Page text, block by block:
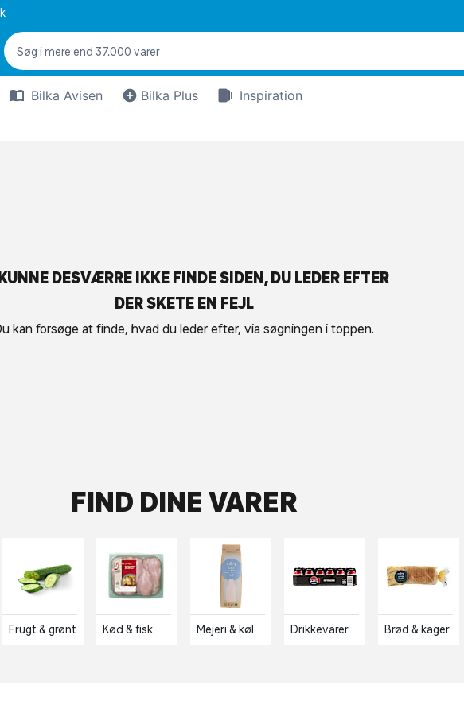
Bilka Avisen Bilka Plus Inspiration
DESVÆRRE IKKE FINDE SIDEN, DU LEDER EFTER
DER SKETE EN FEJL
kan forsøge at finde, hvad du leder efter, via søgningen i toppen.
FIND DINE VARER
Frugt & grønt Kød & fisk Mejeri & køl Drikkevarer Brød & kager